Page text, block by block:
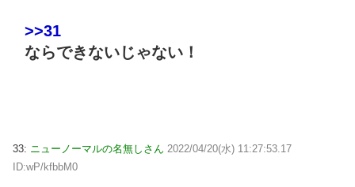
>>31
ならできないじゃない！
33: ニューノーマルの名無しさん 2022/04/20(水) 11:27:53.17
ID:wP/kfbbM0